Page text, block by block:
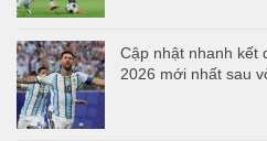
Cập nhật nhanh kết
2026 mới nhất sau